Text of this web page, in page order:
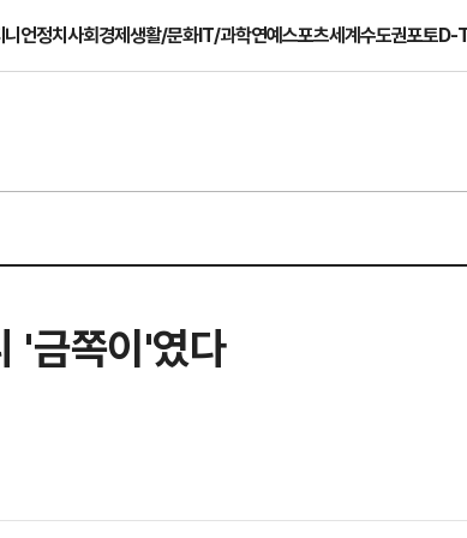
언정치사회경제생활/문화IT/과학연예스포츠세계수도권포토D-
'금쪽이'였다